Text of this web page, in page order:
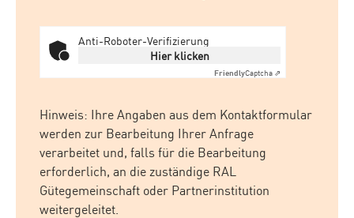
Anti-Roboter-Verifizierung
Hier klicken
FriendlyCaptcha ⇗
Hinweis: Ihre Angaben aus dem Kontaktformular
werden zur Bearbeitung Ihrer Anfrage
verarbeitet und, falls für die Bearbeitung
erforderlich, an die zuständige RAL
Gütegemeinschaft oder Partnerinstitution
weitergeleitet.